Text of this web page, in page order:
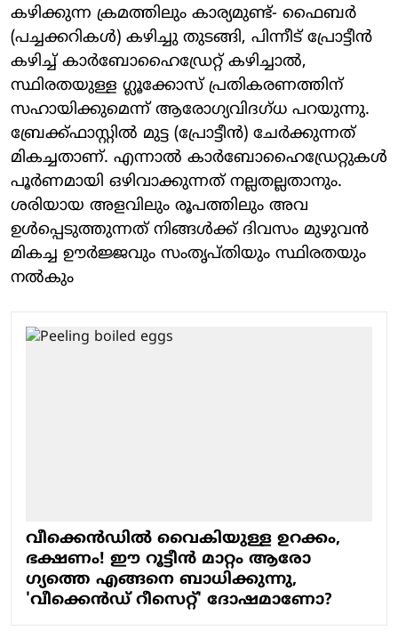
കഴിക്കുന്ന ക്രമത്തിലും കാര്യമുണ്ട്- ഫൈബർ
(പച്ചക്കറികൾ) കഴിച്ചു തുടങ്ങി, പിന്നീട് പ്രോട്ടീൻ
കഴിച്ച് കാർബോഹൈഡ്രേറ്റ് കഴിച്ചാൽ,
സ്ഥിരതയുള്ള ഗ്ലൂക്കോസ് പ്രതികരണത്തിന്
സഹായിക്കുമെന്ന് ആരോ​ഗ്യവിദ​ഗ്ധ‍ പറയുന്നു.
ബ്രേക്ക്ഫാസ്റ്റിൽ മുട്ട (പ്രോട്ടീൻ) ചേ‍ർക്കുന്നത്
മികച്ചതാണ്. എന്നാൽ കാർബോഹൈഡ്രേറ്റുകൾ
പൂർണമായി ഒഴിവാക്കുന്നത് നല്ലതല്ലതാനും.
ശരിയായ അളവിലും രൂപത്തിലും അവ
ഉൾപ്പെടുത്തുന്നത് നിങ്ങൾക്ക് ദിവസം മുഴുവൻ
മികച്ച ഊർജ്ജവും സംതൃപ്തിയും സ്ഥിരതയും
നൽകും
വീക്കെൻഡിൽ വൈകിയുള്ള ഉറക്കം,
ഭക്ഷണം! ഈ റൂട്ടീൻ മാറ്റം ആരോ​
ഗ്യത്തെ എങ്ങനെ ബാധിക്കുന്നു,
'വീക്കെൻഡ് റീസെറ്റ്' ദോഷമാണോ?